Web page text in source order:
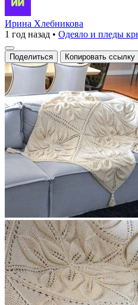
Элегантный
плед,
выполненный
из
мягкого
и
теплого
материала,
станет
идеальным
дополнением
вашего
Ирина Хлебникова
1 год назад • Одеяло и пледы
Поделиться Копировать ссылку